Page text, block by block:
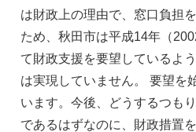
は財政上の理由で、窓⼝負担
ため、秋⽥市は平成14年（
て財政⽀援を要望しているよ
は実現していません。 要望を
います。今後、どうするつも
であるはずなのに、財政措置